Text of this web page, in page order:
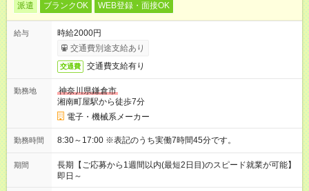
派遣 ブランクOK WEB登録・面接OK
給与
時給2000円
交通費別途支給あり
交通費 交通費支給有り
勤務地
神奈川県鎌倉市
湘南町屋駅から徒歩7分
電子・機械系メーカー
勤務時間 8:30～17:00 ※表記のうち実働7時間45分です。
期間
長期【ご応募から1週間以内(最短2日目)のスピード就業が可能】
即日～